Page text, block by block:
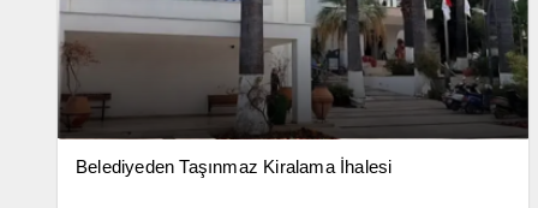
Belediyeden Taşınmaz Kiralama İhalesi